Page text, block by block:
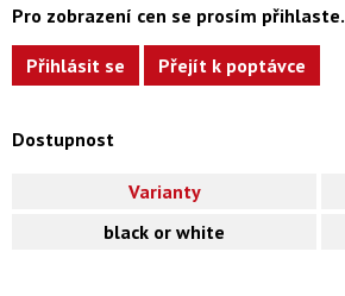
Pro zobrazení cen se prosím přihlaste.
Přihlásit se Přejít k poptávce
Dostupnost
Varianty
black or white